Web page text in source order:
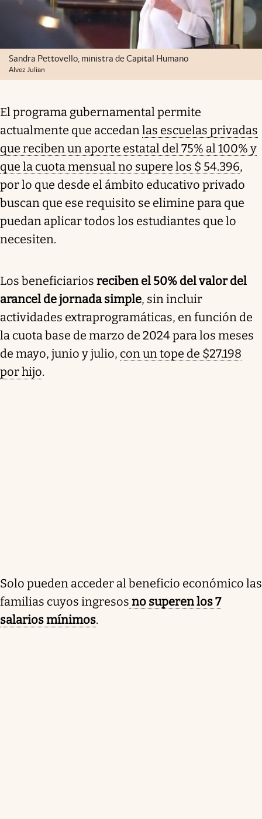
Sandra Pettovello, ministra de Capital Humano
Alvez Julian
El programa gubernamental permite
actualmente que accedan las escuelas privadas
que reciben un aporte estatal del 75% al 100% y
que la cuota mensual no supere los $ 54.396,
por lo que desde el ámbito educativo privado
buscan que ese requisito se elimine para que
puedan aplicar todos los estudiantes que lo
necesiten.
Los beneficiarios reciben el 50% del valor del
arancel de jornada simple, sin incluir
actividades extraprogramáticas, en función de
la cuota base de marzo de 2024 para los meses
de mayo, junio y julio, con un tope de $27.198
por hijo.
Solo pueden acceder al beneficio económico las
familias cuyos ingresos no superen los 7
salarios mínimos.